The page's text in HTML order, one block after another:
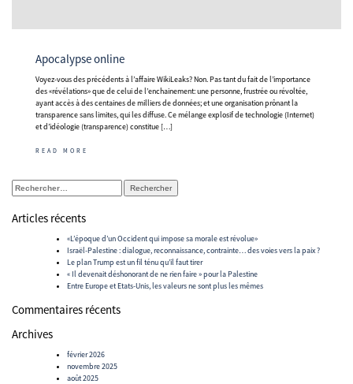
Apocalypse online
Voyez-vous des précédents à l’affaire WikiLeaks? Non. Pas tant du fait de l’importance
des «révélations» que de celui de l’enchainement: une personne, frustrée ou révoltée,
ayant accès à des centaines de milliers de données; et une organisation prônant la
transparence sans limites, qui les diffuse. Ce mélange explosif de technologie (Internet)
et d’idéologie (transparence) constitue […]
READ MORE
Rechercher :
Articles récents
«L’époque d’un Occident qui impose sa morale est révolue»
Israël-Palestine : dialogue, reconnaissance, contrainte… des voies vers la paix ?
Le plan Trump est un fil ténu qu’il faut tirer
« Il devenait déshonorant de ne rien faire » pour la Palestine
Entre Europe et Etats-Unis, les valeurs ne sont plus les mêmes
Commentaires récents
Archives
février 2026
novembre 2025
août 2025